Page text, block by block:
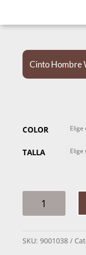
Cinto Hombre
COLOR
TALLA
HOMBRE
GIRASOL
SKU: 9001038